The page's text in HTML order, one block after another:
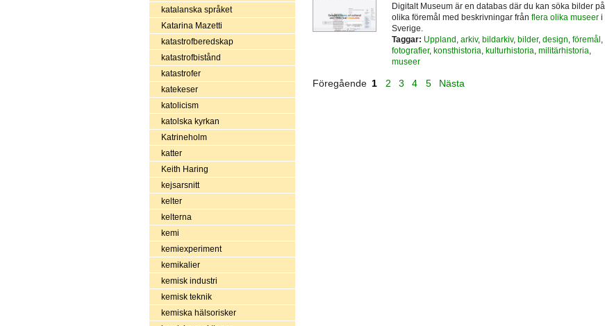
katalanska språket
Katarina Mazetti
katastrofberedskap
katastrofbistånd
katastrofer
katekeser
katolicism
katolska kyrkan
Katrineholm
katter
Keith Haring
kejsarsnitt
kelter
kelterna
kemi
kemiexperiment
kemikalier
kemisk industri
kemisk teknik
kemiska hälsorisker
Digitalt Museum är en databas där du kan söka bilder på
olika föremål med beskrivningar från flera olika museeri
Sverige.
Taggar: Uppland arkiv, bildarkiv, bilder, design föremål
fotografier, konsthistoria kulturhistoria militärhistoria
museer
Föregående 1 2 3 4 5 Nästa